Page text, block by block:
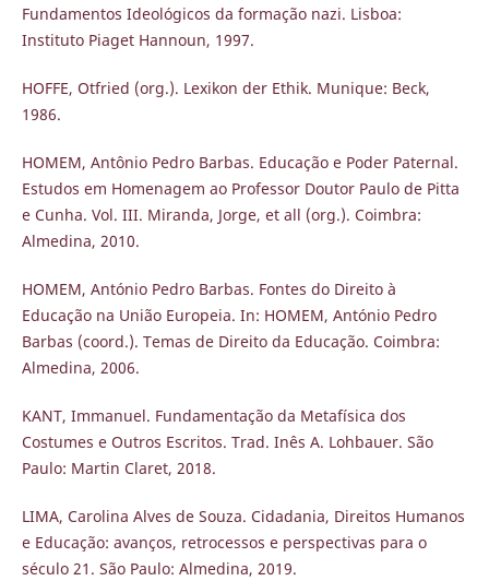
Fundamentos Ideológicos da formação nazi. Lisboa:
Instituto Piaget Hannoun, 1997.
HOFFE, Otfried (org.). Lexikon der Ethik. Munique: Beck,
1986.
HOMEM, Antônio Pedro Barbas. Educação e Poder Paternal.
Estudos em Homenagem ao Professor Doutor Paulo de Pitta
e Cunha. Vol. III. Miranda, Jorge, et all (org.). Coimbra:
Almedina, 2010.
HOMEM, António Pedro Barbas. Fontes do Direito à
Educação na União Europeia. In: HOMEM, António Pedro
Barbas (coord.). Temas de Direito da Educação. Coimbra:
Almedina, 2006.
KANT, Immanuel. Fundamentação da Metafísica dos
Costumes e Outros Escritos. Trad. Inês A. Lohbauer. São
Paulo: Martin Claret, 2018.
LIMA, Carolina Alves de Souza. Cidadania, Direitos Humanos
e Educação: avanços, retrocessos e perspectivas para o
século 21. São Paulo: Almedina, 2019.